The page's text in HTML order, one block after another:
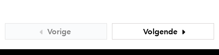
Vorige Volgende